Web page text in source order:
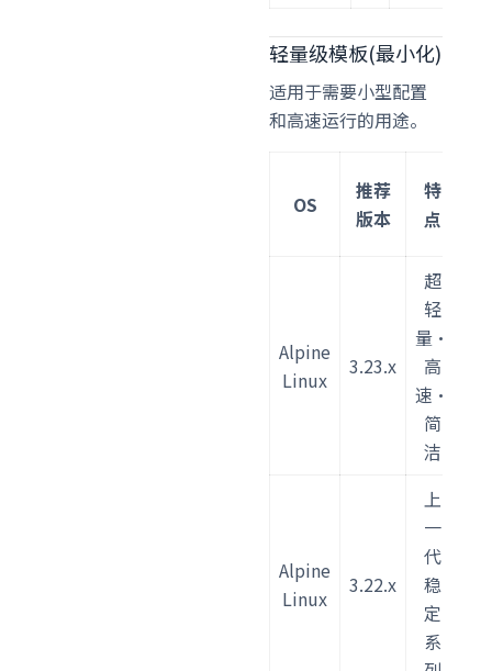
轻量级模板(最小化)
适用于需要小型配置
和高速运行的用途。
OS
推荐
版本
特
点
Alpine
Linux
3.23.x
超
轻
量・
高
速・
简
洁
Alpine
Linux
3.22.x
上
一
代
稳
定
系